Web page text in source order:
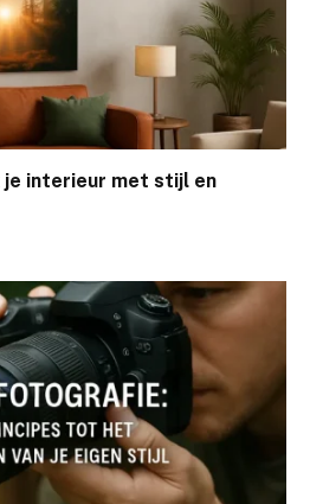
je interieur met stijl en